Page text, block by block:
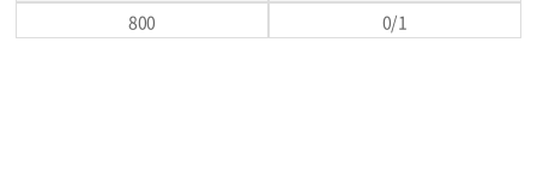
800 0/1